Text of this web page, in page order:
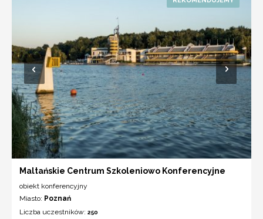
Maltańskie Centrum Szkoleniowo Konferencyjne
obiekt konferencyjny
Miasto: Poznań
Liczba uczestników: 250